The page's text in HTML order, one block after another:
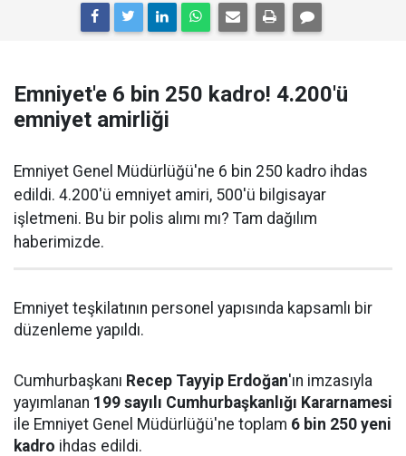
Emniyet'e 6 bin 250 kadro! 4.200'ü
emniyet amirliği
Emniyet Genel Müdürlüğü'ne 6 bin 250 kadro ihdas
edildi. 4.200'ü emniyet amiri, 500'ü bilgisayar
işletmeni. Bu bir polis alımı mı? Tam dağılım
haberimizde.
Emniyet teşkilatının personel yapısında kapsamlı bir
düzenleme yapıldı.
Cumhurbaşkanı Recep Tayyip Erdoğan'ın imzasıyla
yayımlanan 199 sayılı Cumhurbaşkanlığı Kararnamesi
ile Emniyet Genel Müdürlüğü'ne toplam 6 bin 250 yeni
kadro ihdas edildi.